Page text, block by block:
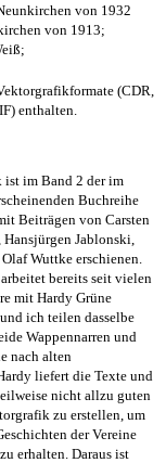
von 1932
von 1913;
(CDR,
enthalten.
ist im Band 2 der im
Buchreihe
Beiträgen von Carsten
Jablonski,
Wuttke erschienen.
bereits seit vielen
mit Hardy Grüne
ich teilen dasselbe
Wappennarren und
nach alten
liefert die Texte und
nicht allzu guten
zu erstellen, um
der Vereine
erhalten. Daraus ist